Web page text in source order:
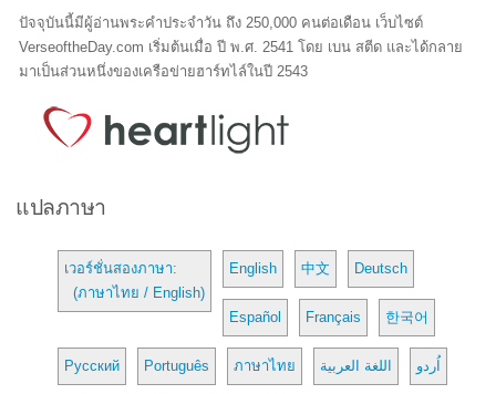
ปัจจุบันนี้มีผู้อ่านพระคำประจำวัน ถึง 250,000 คนต่อเดือน เว็บไซต์
VerseoftheDay.com เริ่มต้นเมื่อ ปี พ.ศ. 2541 โดย เบน สตีด และได้กลาย
มาเป็นส่วนหนึ่งของเครือข่ายฮาร์ทไล์ในปี 2543
แปลภาษา
เวอร์ชั่นสองภาษา:
(ภาษาไทย / English)
English 中文 Deutsch
Español Français 한국어
Русский Português ภาษาไทย اللغة العربية اُردو